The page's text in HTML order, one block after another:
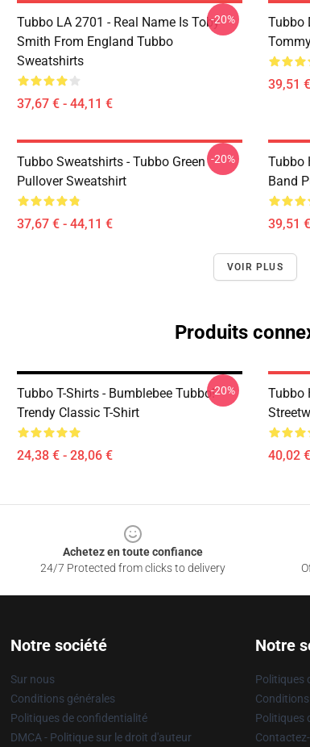
Tubbo LA 2701 - Real Name Is Toby
Smith From England Tubbo
Sweatshirts
37,67 € - 44,11 €
-20%
Tubbo
39,51
Tubbo Sweatshirts - Tubbo Green
Pullover Sweatshirt
37,67 € - 44,11 €
-20%
Tubbo
Band
39,51
VOIR PLUS
Produits
Tubbo T-Shirts - Bumblebee Tubbo!
Trendy Classic T-Shirt
24,38 € - 28,06 €
-20%
Tubbo
40,02 €
Achetez en toute confiance
24/7 Protected from clicks to delivery
Notre société
Sur nous
Conditions générales
Politiques de confidentialité
DMCA - Politique sur le droit d'auteur
Notre
Politiques
Politiques